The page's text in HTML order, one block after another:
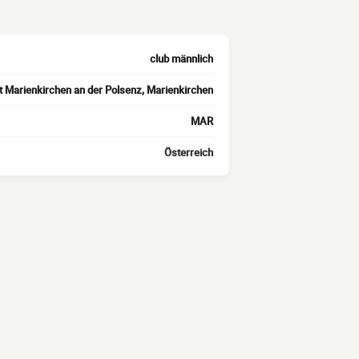
club männlich
Marienkirchen an der Polsenz, Marienkirchen
MAR
Österreich